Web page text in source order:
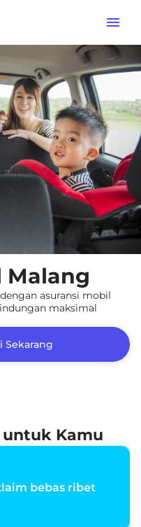
Malang
asuransi mobil
maksimal
Sekarang
untuk Kamu
bebas ribet